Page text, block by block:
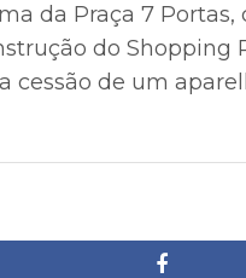
da Praça 7
do Shopping
cessão de um